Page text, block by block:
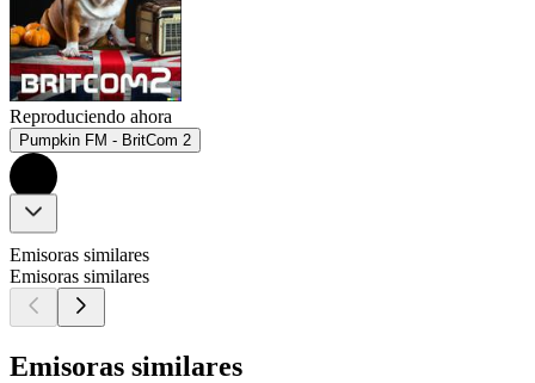
Reproduciendo ahora
Pumpkin FM - BritCom 2
Emisoras similares
Emisoras similares
Emisoras similares